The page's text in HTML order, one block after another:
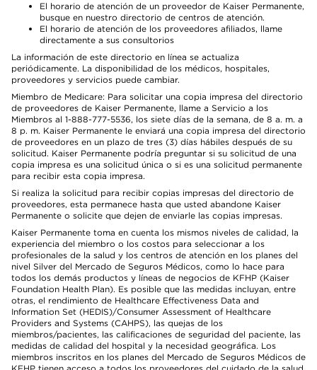
El horario de atención de un proveedor de Kaiser Permanente,
busque en nuestro directorio de centros de atención.
El horario de atención de los proveedores afiliados, llame
directamente a sus consultorios
La información de este directorio en línea se actualiza
periódicamente. La disponibilidad de los médicos, hospitales,
proveedores y servicios puede cambiar.
Miembro de Medicare: Para solicitar una copia impresa del directorio
de proveedores de Kaiser Permanente, llame a Servicio a los
Miembros al 1-888-777-5536, los siete días de la semana, de 8 a. m. a
8 p. m. Kaiser Permanente le enviará una copia impresa del directorio
de proveedores en un plazo de tres (3) días hábiles después de su
solicitud. Kaiser Permanente podría preguntar si su solicitud de una
copia impresa es una solicitud única o si es una solicitud permanente
para recibir esta copia impresa.
Si realiza la solicitud para recibir copias impresas del directorio de
proveedores, esta permanece hasta que usted abandone Kaiser
Permanente o solicite que dejen de enviarle las copias impresas.
Kaiser Permanente toma en cuenta los mismos niveles de calidad, la
experiencia del miembro o los costos para seleccionar a los
profesionales de la salud y los centros de atención en los planes del
nivel Silver del Mercado de Seguros Médicos, como lo hace para
todos los demás productos y líneas de negocios de KFHP (Kaiser
Foundation Health Plan). Es posible que las medidas incluyan, entre
otras, el rendimiento de Healthcare Effectiveness Data and
Information Set (HEDIS)/Consumer Assessment of Healthcare
Providers and Systems (CAHPS), las quejas de los
miembros/pacientes, las calificaciones de seguridad del paciente, las
medidas de calidad del hospital y la necesidad geográfica. Los
miembros inscritos en los planes del Mercado de Seguros Médicos de